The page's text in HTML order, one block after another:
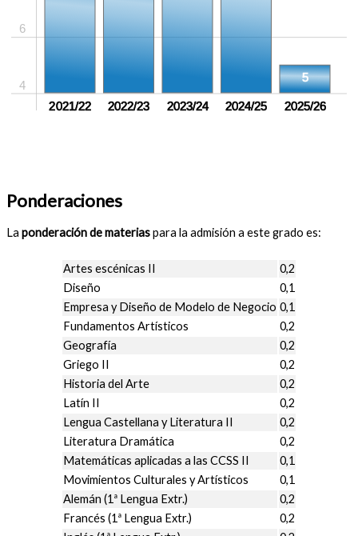
4
6
5
2021/22 2022/23 2023/24 2024/25 2025/26
Ponderaciones
La ponderación de materiaspara la admisión a este grado es:
Artes escénicas II
0,2
Diseño
0,1
Empresa y Diseño de Modelo de Negocio 0,1
Fundamentos Artísticos
0,2
Geografía
0,2
Griego II
0,2
Historia del Arte
0,2
Latín II
0,2
Lengua Castellana y Literatura II
0,2
Literatura Dramática
0,2
Matemáticas aplicadas a las CCSS II
0,1
Movimientos Culturales y Artísticos
0,1
Alemán (1ª Lengua Extr.)
0,2
Francés (1ª Lengua Extr.)
0,2